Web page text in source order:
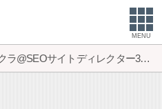
MENU
ラ@SEOサイトディレクター3年目